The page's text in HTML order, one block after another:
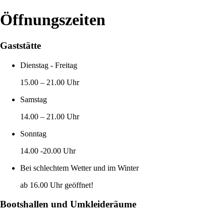
Öffnungszeiten
Gaststätte
Dienstag - Freitag
15.00 – 21.00 Uhr
Samstag
14.00 – 21.00 Uhr
Sonntag
14.00 -20.00 Uhr
Bei schlechtem Wetter und im Winter
ab 16.00 Uhr geöffnet!
Bootshallen und Umkleideräume